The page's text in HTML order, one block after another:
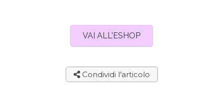
VAI ALL'ESHOP
Condividi l’articolo